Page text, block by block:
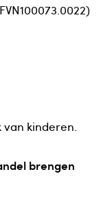
kinderen.
brengen